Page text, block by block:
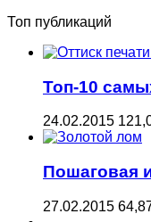
Топ публикаций
Топ-10
24.02.2015
Пошаговая
27.02.2015